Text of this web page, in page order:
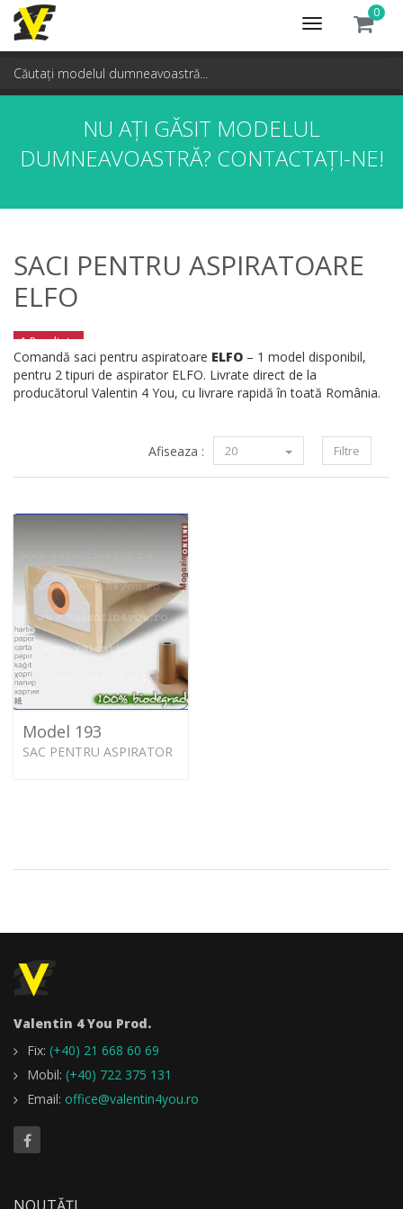
Toggle
navigation
0
NU AȚI GĂSIT MODELUL
DUMNEAVOASTRĂ? CONTACTAȚI-NE!
SACI PENTRU ASPIRATOARE
ELFO
1 Rezultate
Comandă saci pentru aspiratoare ELFO – 1 model disponibil,
pentru 2 tipuri de aspirator ELFO. Livrate direct de la
producătorul Valentin 4 You, cu livrare rapidă în toată România.
Filtre
Afiseaza : 20
Model 193
SAC PENTRU ASPIRATOR
Valentin 4 You Prod.
Fix: (+40) 21 668 60 69
Mobil: (+40) 722 375 131
Email: office@valentin4you.ro
NOUTĂȚI